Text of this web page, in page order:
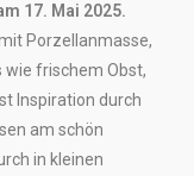
17. Mai 2025.
Porzellanmasse,
wie frischem Obst,
Inspiration durch
am schön
in kleinen